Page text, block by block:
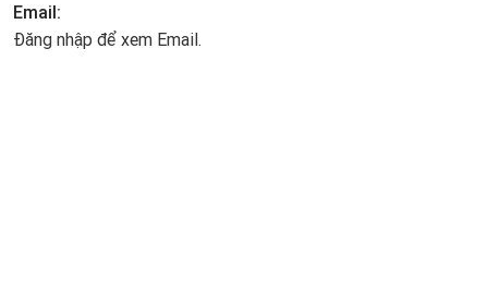
Email:
Đăng nhập để xem Email.